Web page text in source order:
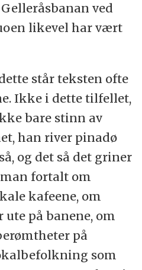
ved
likevel har vært
står teksten ofte
Ikke i dette tilfellet,
bare stinn av
han river pinadø
og det så det griner
fortalt om
kafeene, om
på banene, om
på
som